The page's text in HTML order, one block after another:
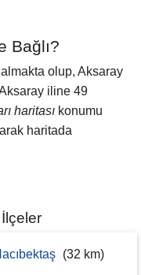
Bağlı?
olup, Aksaray
iline 49
haritası konumu
haritada
İlçeler
(32 km)